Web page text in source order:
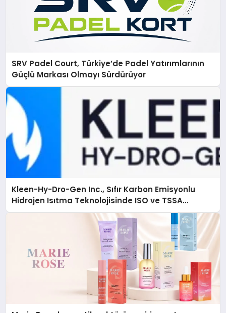
SRV Padel Court, Türkiye’de Padel Yatırımlarının
Güçlü Markası Olmayı Sürdürüyor
Kleen-Hy-Dro-Gen Inc., Sıfır Karbon Emisyonlu
Hidrojen Isıtma Teknolojisinde ISO ve TSSA
Düzenleyici Onaylarını Aldı